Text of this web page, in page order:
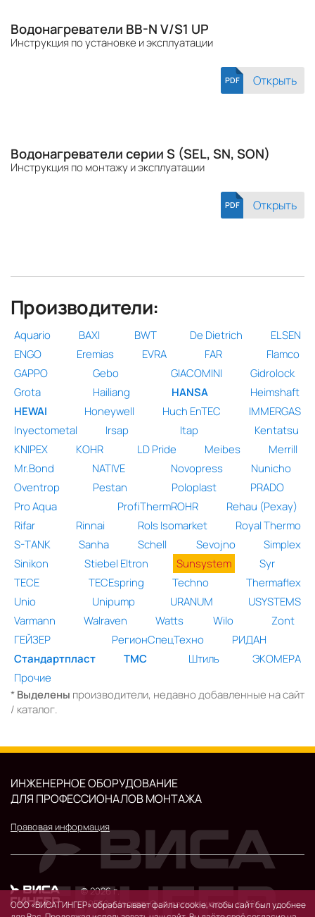
Водонагреватели BB-N V/S1 UP
Инструкция по установке и эксплуатации
PDF Открыть
Водонагреватели серии S (SEL, SN, SON)
Инструкция по монтажу и эксплуатации
PDF Открыть
Производители:
Aquario BAXI BWT De Dietrich
ELSEN
ENGO
Eremias EVRA FAR
Flamco
GAPPO
Gebo GIACOMINI
Gidrolock
Grota
Hailiang HANSA
Heimshaft
HEWAI
Honeywell Huch EnTEC
IMMERGAS
Inyectometal
Irsap Itap
Kentatsu
KNIPEX
KOHR LD Pride Meibes
Merrill
Mr.Bond
NATIVE Novopress
Nunicho
Oventrop
Pestan Poloplast
PRADO
Pro Aqua
ProfiThermROHR
Rehau (Рехау)
Rifar
Rinnai Rols Isomarket
Royal Thermo
S-TANK
Sanha Schell Sevojno
Simplex
Sinikon
Stiebel Eltron Sunsystem
Syr
TECE
TECEspring Techno
Thermaflex
Unio
Unipump URANUM
USYSTEMS
Varmann
Walraven Watts Wilo
Zont
ГЕЙЗЕР
РегионСпецТехно
РИДАН
Стандартпласт
ТМС Штиль
ЭКОМЕРА
Прочие
*Выделены производители, недавно добавленные на сайт
/ каталог.
ИНЖЕНЕРНОЕ ОБОРУДОВАНИЕ
ДЛЯ ПРОФЕССИОНАЛОВ МОНТАЖА
Правовая информация
© 2026 г.
119530, Москва, Очаковское шоссе, д. 32.
ООО «ВИСА ГИНГЕР» обрабатывает файлы cookie, чтобы сайт был удобнее